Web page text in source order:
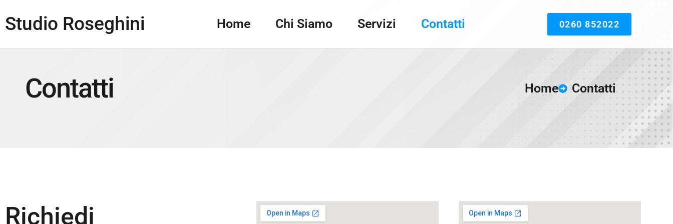
Studio Roseghini Home Chi Siamo Servizi Contatti 0260 852022
Contatti Home Contatti
Richiedi